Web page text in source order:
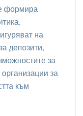
формира
на
депозити,
за
за
към